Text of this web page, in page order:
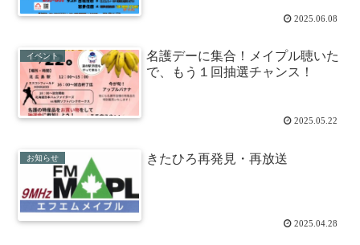
2025.06.08
イベント
名護デーに集合！メイプル聴いた
で、もう１回抽選チャンス！
2025.05.22
お知らせ きたひろ再発見・再放送
2025.04.28